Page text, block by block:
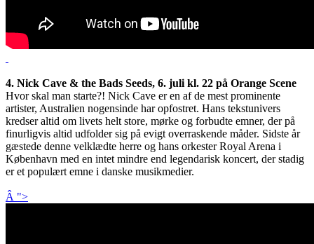
4. Nick Cave & the Bads Seeds, 6. juli kl. 22 på Orange Scene
Hvor skal man starte?! Nick Cave er en af de mest prominente
artister, Australien nogensinde har opfostret. Hans tekstunivers
kredser altid om livets helt store, mørke og forbudte emner, der på
finurligvis altid udfolder sig på evigt overraskende måder. Sidste år
gæstede denne velklædte herre og hans orkester Royal Arena i
København med en intet mindre end legendarisk koncert, der stadig
er et populært emne i danske musikmedier.
Â ">